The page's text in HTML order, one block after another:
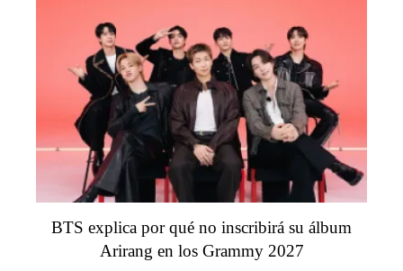
BTS explica por qué no inscribirá su álbum
Arirang en los Grammy 2027